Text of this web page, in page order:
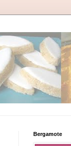
Bergamote